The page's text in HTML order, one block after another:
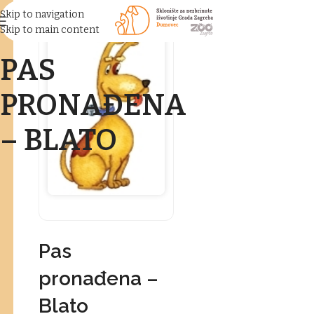
Skip to navigation
Skip to main content
PAS
PRONAĐENA
– BLATO
Pas
pronađena –
Blato